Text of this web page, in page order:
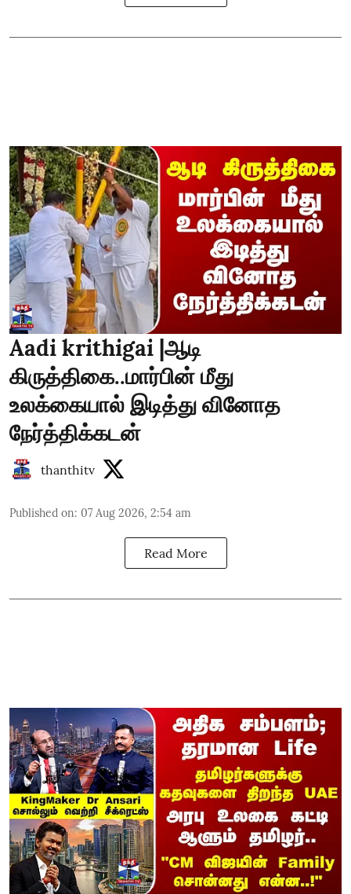
Aadi krithigai |ஆடி
கிருத்திகை..மார்பின் மீது
உலக்கையால் இடித்து வினோத
நேர்த்திக்கடன்
thanthitv
Published on: 07 Aug 2026, 2:54 am
Read More